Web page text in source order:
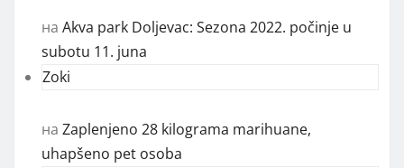
на Akva park Doljevac: Sezona 2022. počinje u
subotu 11. juna
Zoki
на Zaplenjeno 28 kilograma marihuane,
uhapšeno pet osoba